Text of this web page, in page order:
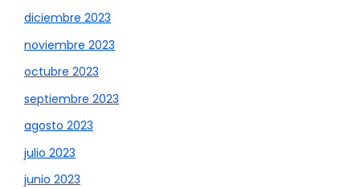
diciembre 2023
noviembre 2023
octubre 2023
septiembre 2023
agosto 2023
julio 2023
junio 2023